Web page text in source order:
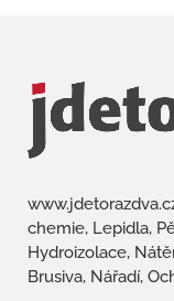
chemie, Lepidla,
Hydroizolace,
Brusiva, Nářadí,